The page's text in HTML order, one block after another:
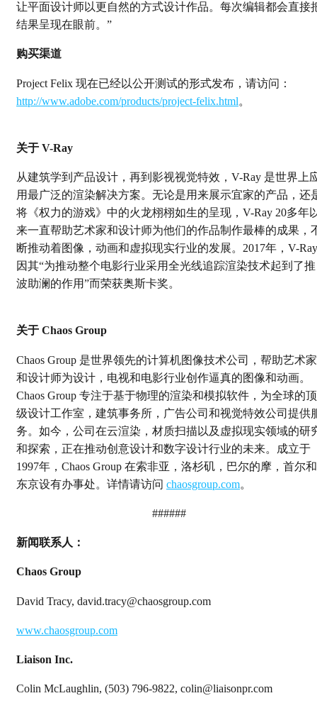
让平面设计师以更自然的方式设计作品。每次编辑都会直接
结果呈现在眼前。”
购买渠道
Project Felix 现在已经以公开测试的形式发布，请访问：
http://www.adobe.com/products/project-felix.html。
关于 V-Ray
从建筑学到产品设计，再到影视视觉特效，V-Ray 是世界上
用最广泛的渲染解决方案。无论是用来展示宜家的产品，还
将《权力的游戏》中的火龙栩栩如生的呈现，V-Ray 20多年
来一直帮助艺术家和设计师为他们的作品制作最棒的成果，
断推动着图像，动画和虚拟现实行业的发展。2017年，V-Ray
因其“为推动整个电影行业采用全光线追踪渲染技术起到了推
波助澜的作用”而荣获奥斯卡奖。
关于 Chaos Group
Chaos Group 是世界领先的计算机图像技术公司，帮助艺术家
和设计师为设计，电视和电影行业创作逼真的图像和动画。
Chaos Group 专注于基于物理的渲染和模拟软件，为全球的顶
级设计工作室，建筑事务所，广告公司和视觉特效公司提供
务。如今，公司在云渲染，材质扫描以及虚拟现实领域的研
和探索，正在推动创意设计和数字设计行业的未来。成立于
1997年，Chaos Group 在索非亚，洛杉矶，巴尔的摩，首尔和
东京设有办事处。详情请访问 chaosgroup.com。
######
新闻联系人：
Chaos Group
David Tracy, david.tracy@chaosgroup.com
www.chaosgroup.com
Liaison Inc.
Colin McLaughlin, (503) 796-9822, colin@liaisonpr.com